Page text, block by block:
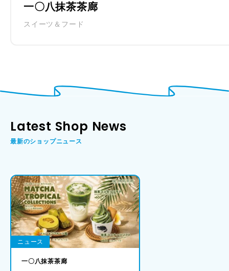
一〇八抹茶茶廊
スイーツ＆フード
Latest Shop News
最新のショップニュース
ニュース
一〇八抹茶茶廊